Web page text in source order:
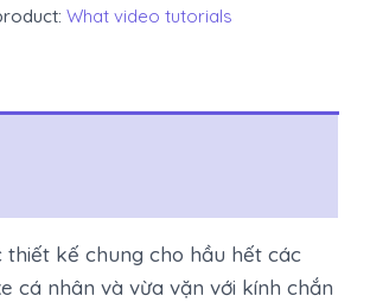
What video tutorials
thiết kế chung cho hầu hết các
cá nhân và vừa vặn với kính chắn